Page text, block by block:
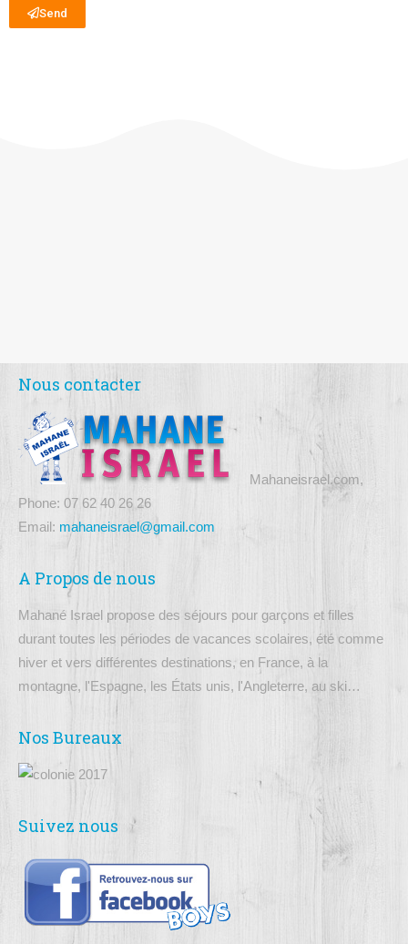
Send
Nous contacter
Mahaneisrael.com,
Phone: 07 62 40 26 26
Email: mahaneisrael@gmail.com
A Propos de nous
Mahané Israel propose des séjours pour garçons et filles
durant toutes les périodes de vacances scolaires, été comme
hiver et vers différentes destinations, en France, à la
montagne, l'Espagne, les États unis, l'Angleterre, au ski…
Nos Bureaux
Suivez nous